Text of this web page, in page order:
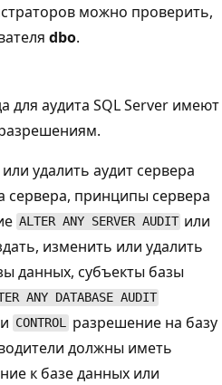
можно проверить,
dbo.
для аудита SQL Server имеют
удалить аудит сервера
сервера, принципы сервера
ALTER ANY SERVER AUDIT или
изменить или удалить
данных, субъекты базы
ANY DATABASE AUDIT
CONTROL разрешение на базу
должны иметь
к базе данных или